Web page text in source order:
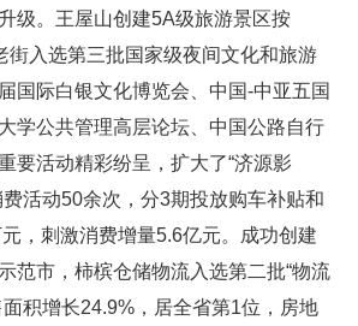
级。王屋山创建5A级旅游景区按
街入选第三批国家级夜间文化和旅游
国际白银文化博览会、中国-中亚五国
学公共管理高层论坛、中国公路自行
要活动精彩纷呈，扩大了“济源影
费活动50余次，分3期投放购车补贴和
，刺激消费增量5.6亿元。成功创建
范市，柿槟仓储物流入选第二批“物流
积增长24.9%，居全省第1位，房地